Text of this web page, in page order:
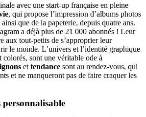
avec une start-up française en pleine
, qui propose l’impression d’albums photos
que de la papeterie, depuis quatre ans.
a déjà plus de 21 000 abonnés ! Leur
aux tout-petits de s’approprier leur
le monde. L’univers et l’identité graphique
sont une véritable ode à
et tendance sont au rendez-vous, qui
et ne manqueront pas de faire craquer les